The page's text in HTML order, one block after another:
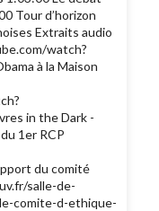
Tour d’horizon
Extraits audio
watch?
à la Maison
in the Dark -
1er RCP
du comité
salle-de-
comite-d-ethique-